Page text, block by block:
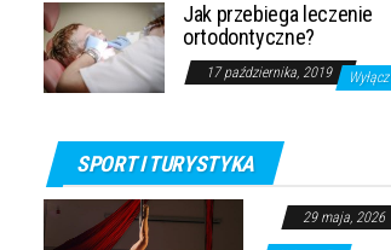
Jak przebiega leczenie
ortodontyczne?
17 października, 2019 Wyłącz
SPORT I TURYSTYKA
29 maja, 2026